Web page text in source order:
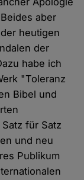
aber
heutigen
der
habe ich
"Toleranz
Bibel und
für Satz
und neu
Publikum